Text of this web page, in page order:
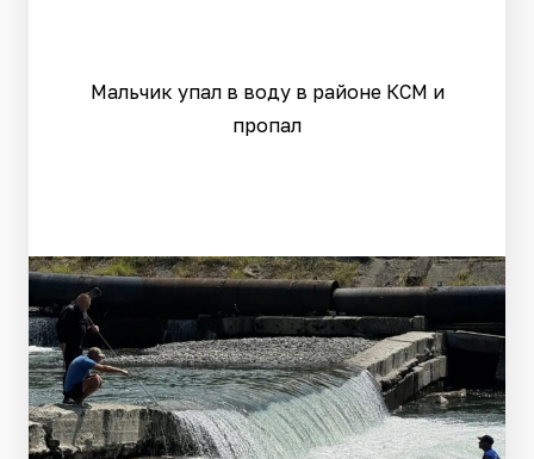
Мальчик упал в воду в районе КСМ и
пропал